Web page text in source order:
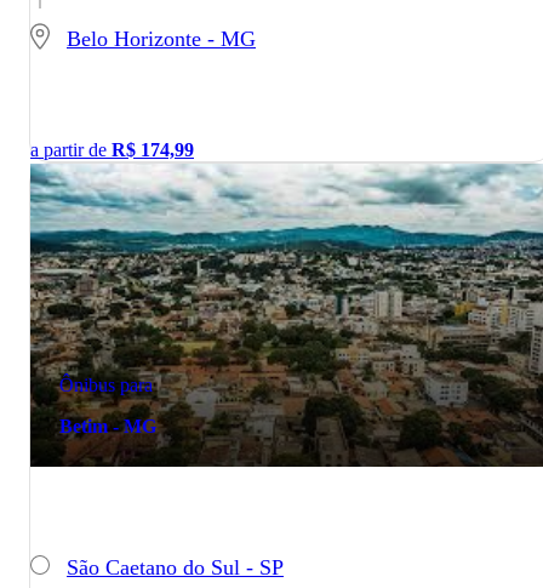
Belo Horizonte - MG
a partir de R$ 174,99
Ônibus para
Betim - MG
São Caetano do Sul - SP